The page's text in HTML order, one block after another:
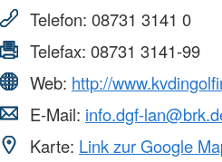
Telefon: 08731 3141 0
Telefax: 08731 3141-99
Web: http://
E-Mail: info.dgf-
Karte: Link zur Google